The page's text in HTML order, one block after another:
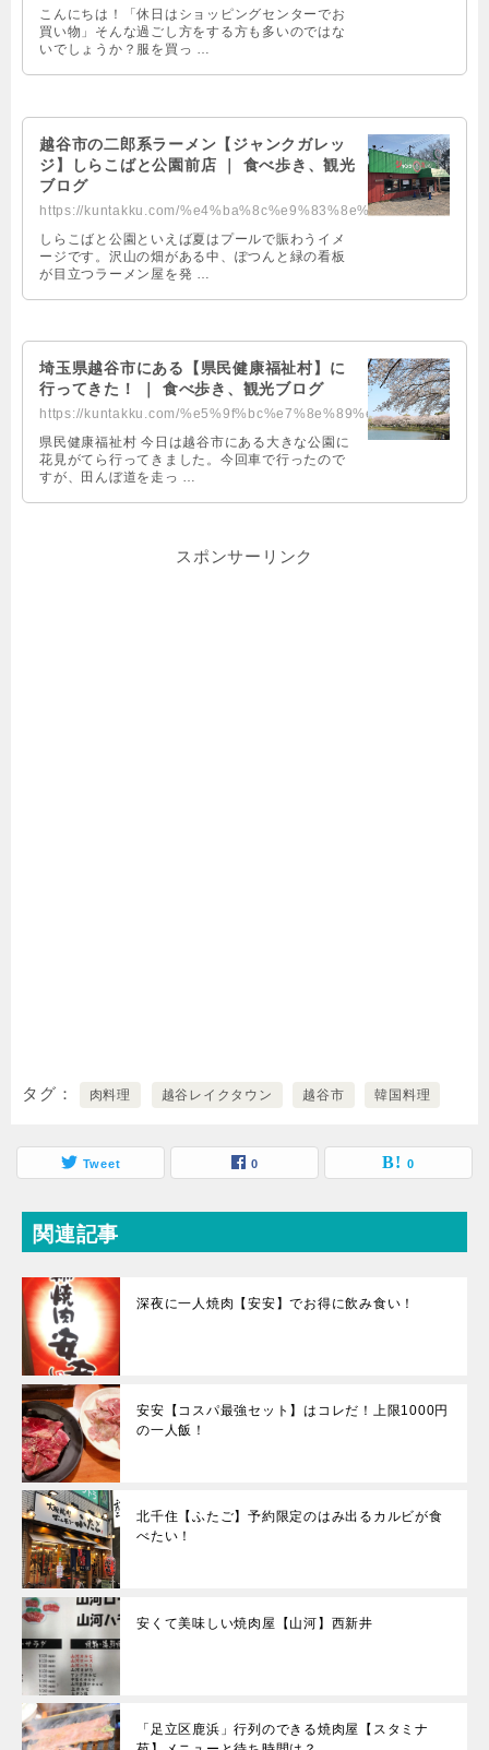
こんにちは！「休日はショッピングセンターでお
買い物」そんな過ごし方をする方も多いのではな
いでしょうか？服を買っ …
越谷市の二郎系ラーメン【ジャンクガレッ
ジ】しらこばと公園前店 ｜ 食べ歩き、観光
ブログ
https://kuntakku.com/%e4%ba%8c%e9%83%8e%e7%b3%bb%e3%83%a9%e3%83%bc%e3%83%a1%e...
しらこばと公園といえば夏はプールで賑わうイメ
ージです。沢山の畑がある中、ぽつんと緑の看板
が目立つラーメン屋を発 …
埼玉県越谷市にある【県民健康福祉村】に
行ってきた！ ｜ 食べ歩き、観光ブログ
https://kuntakku.com/%e5%9f%bc%e7%8e%89%e7%9c%8c%e8%b6%8a%e8%b0%b7%e5%b8%82%e...
県民健康福祉村 今日は越谷市にある大きな公園に
花見がてら行ってきました。今回車で行ったので
すが、田んぼ道を走っ …
スポンサーリンク
タグ 肉料理 越谷レイクタウン 越谷市 韓国料理
Tweet 0 0
関連記事
深夜に一人焼肉【安安】でお得に飲み食い！
安安【コスパ最強セット】はコレだ！上限1000円
の一人飯！
北千住【ふたご】予約限定のはみ出るカルビが食
べたい！
安くて美味しい焼肉屋【山河】西新井
「足立区鹿浜」行列のできる焼肉屋【スタミナ